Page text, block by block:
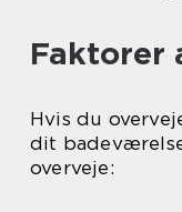
Faktorer
Hvis du
dit
overveje: